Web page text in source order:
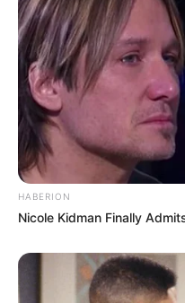
HABERION
Nicole Kidman Finally